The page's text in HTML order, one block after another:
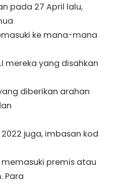
pada 27 April lalu,
ke mana-mana
mereka yang disahkan
diberikan arahan
juga, imbasan kod
premis atau
Para